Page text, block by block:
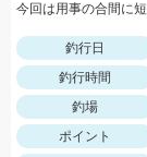
今回は用事の合間に
釣行日
釣行時間
釣場
ポイント